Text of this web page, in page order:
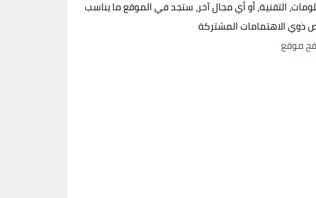
التقنية، أو أي مجال آخر، ستجد في الموقع ما يناسب